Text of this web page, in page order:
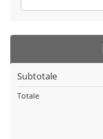
Subtotale
Totale